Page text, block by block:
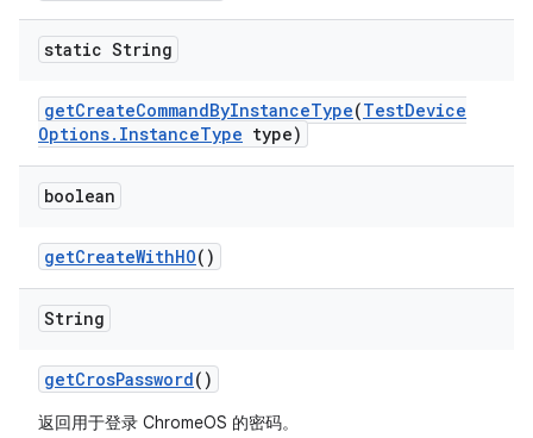
static String
getCreateCommandByInstanceType(TestDevice
Options. InstanceType type)
boolean
getCreateWithHO()
String
getCrosPassword()
返回用于登录 ChromeOS 的密码。